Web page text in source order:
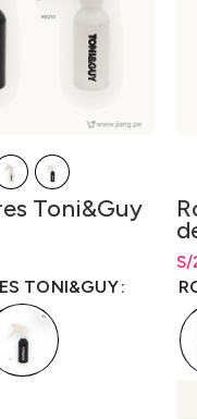
Toni&Guy
desde
TONI&GUY
S/
S/